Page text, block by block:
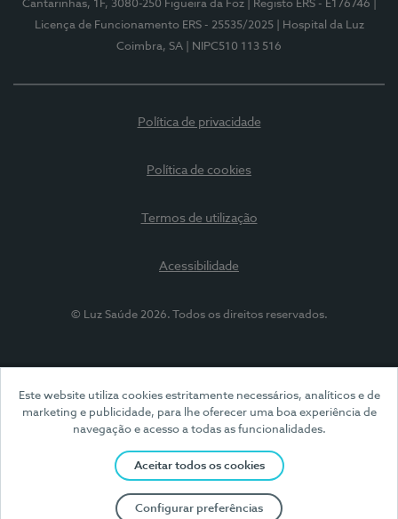
Este website utiliza cookies estritamente necessários, analíticos e de
marketing e publicidade, para lhe oferecer uma boa experiência de
navegação e acesso a todas as funcionalidades.
Aceitar todos os cookies
Configurar preferências
Cantarinhas, 1F, 3080-250 Figueira da Foz
| Registo ERS - E176746
Licença de Funcionamento ERS - 25535/2025
| Hospital da Luz
Coimbra, SA
| NIPC510 113 516
Política de privacidade
Política de cookies
Termos de utilização
Acessibilidade
© Luz Saúde 2026. Todos os direitos reservados.